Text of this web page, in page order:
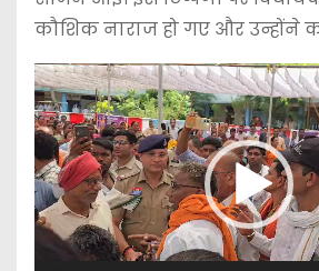
कौशिक नाराज हो गए और उन्होंने
V
i
d
e
o
P